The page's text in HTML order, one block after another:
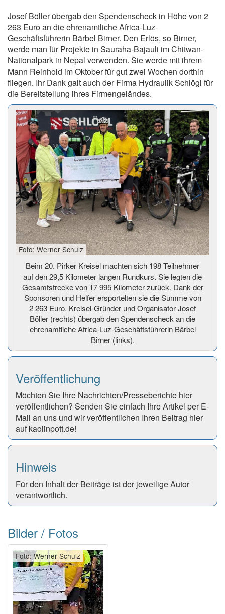
Josef Böller übergab den Spendenscheck in Höhe von 2
263 Euro an die ehrenamtliche Africa-Luz-
Geschäftsführerin Bärbel Birner. Den Erlös, so Birner,
werde man für Projekte in Sauraha-Bajauli im Chitwan-
Nationalpark in Nepal verwenden. Sie werde mit ihrem
Mann Reinhold im Oktober für gut zwei Wochen dorthin
fliegen. Ihr Dank galt auch der Firma Hydraulik Schlögl für
die Bereitstellung ihres Firmengeländes.
Foto: Werner Schulz
Beim 20. Pirker Kreisel machten sich 198 Teilnehmer
auf den 29,5 Kilometer langen Rundkurs. Sie legten die
Gesamtstrecke von 17 995 Kilometer zurück. Dank der
Sponsoren und Helfer ersportelten sie die Summe von
2 263 Euro. Kreisel-Gründer und Organisator Josef
Böller (rechts) übergab den Spendenscheck an die
ehrenamtliche Africa-Luz-Geschäftsführerin Bärbel
Birner (links).
Veröffentlichung
Möchten Sie Ihre Nachrichten/Presseberichte hier
veröffentlichen? Senden Sie einfach Ihre Artikel per E-
Mail an uns und wir veröffentlichen Ihren Beitrag hier
auf kaolinpott.de!
Hinweis
Für den Inhalt der Beiträge ist der jeweilige Autor
verantwortlich.
Bilder / Fotos
Foto: Werner Schulz